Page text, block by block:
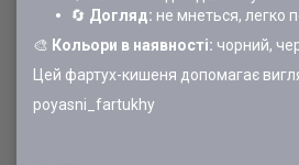
🔄 Догляд: не мнеться, легко
🎨 Кольори в наявності: чорний,
Цей фартух-кишеня допомагає
poyasni_fartukhy